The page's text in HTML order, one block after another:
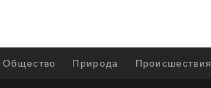
Общество Природа Происшествия